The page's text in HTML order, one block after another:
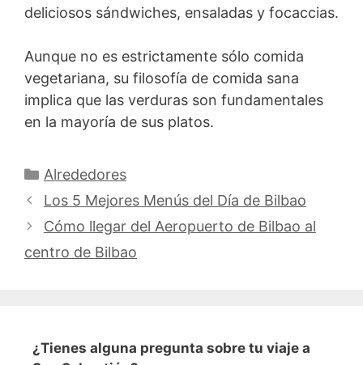
deliciosos sándwiches, ensaladas y focaccias.
Aunque no es estrictamente sólo comida
vegetariana, su filosofía de comida sana
implica que las verduras son fundamentales
en la mayoría de sus platos.
Categorías
Alrededores
Los 5 Mejores Menús del Día de Bilbao
Cómo llegar del Aeropuerto de Bilbao al
centro de Bilbao
¿Tienes alguna pregunta sobre tu viaje a